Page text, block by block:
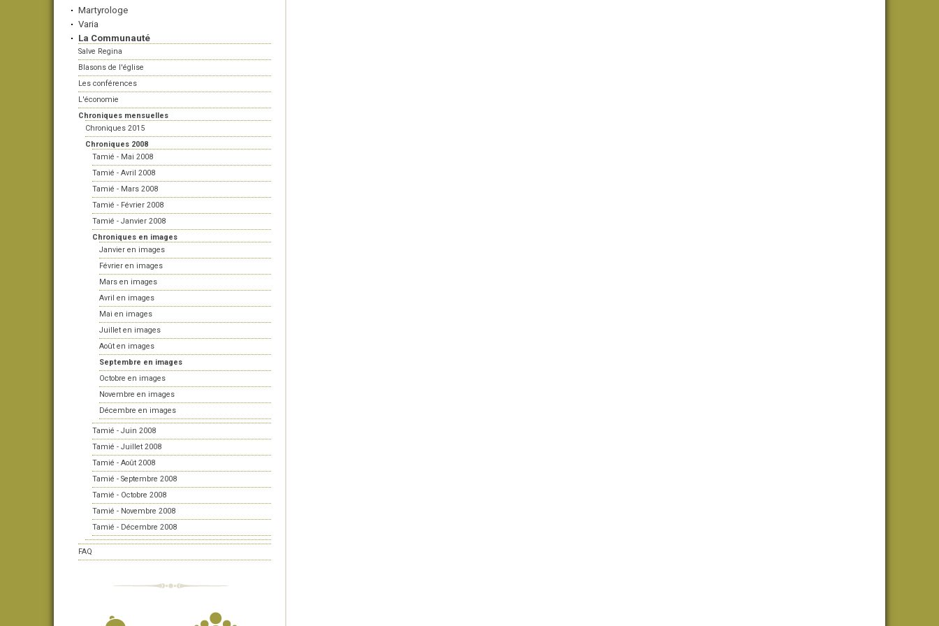
Martyrologe
Varia
La Communauté
Salve Regina
Blasons de l'église
Les conférences
L'économie
Chroniques mensuelles
Chroniques 2015
Chroniques 2008
Tamié - Mai 2008
Tamié - Avril 2008
Tamié - Mars 2008
Tamié - Février 2008
Tamié - Janvier 2008
Chroniques en images
Janvier en images
Février en images
Mars en images
Avril en images
Mai en images
Juillet en images
Août en images
Septembre en images
Octobre en images
Novembre en images
Décembre en images
Tamié - Juin 2008
Tamié - Juillet 2008
Tamié - Août 2008
Tamié - Septembre 2008
Tamié - Octobre 2008
Tamié - Novembre 2008
Tamié - Décembre 2008
FAQ